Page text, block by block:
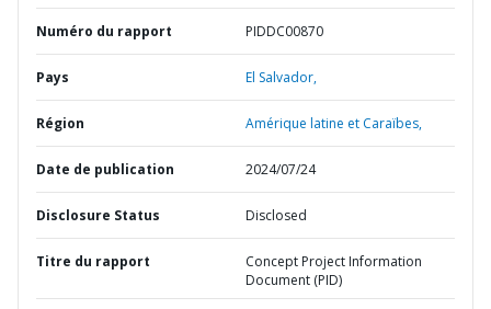
Numéro du rapport PIDDC00870
Pays El Salvador,
Région Amérique latine et Caraïbes,
Date de publication 2024/07/24
Disclosure Status Disclosed
Titre du rapport
Concept Project Information
Document (PID)